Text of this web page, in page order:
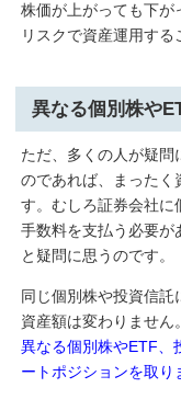
株価が上がっても下が
リスクで資産運用する
異なる個別株や
ただ、多くの人が疑問
のであれば、まったく
す。むしろ証券会社に
手数料を支払う必要が
と疑問に思うのです。
同じ個別株や投資信託
資産額は変わりません
異なる個別株やETF、
ートポジションを取り